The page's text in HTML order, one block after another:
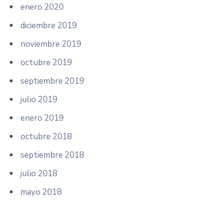
enero 2020
diciembre 2019
noviembre 2019
octubre 2019
septiembre 2019
julio 2019
enero 2019
octubre 2018
septiembre 2018
julio 2018
mayo 2018